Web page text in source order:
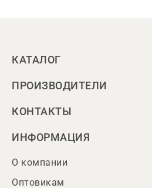
КАТАЛОГ
ПРОИЗВОДИТЕЛИ
КОНТАКТЫ
ИНФОРМАЦИЯ
О компании
Оптовикам